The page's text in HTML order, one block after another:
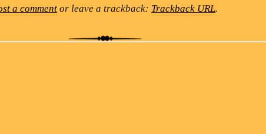
a comment or leave a trackback: Trackback URL.